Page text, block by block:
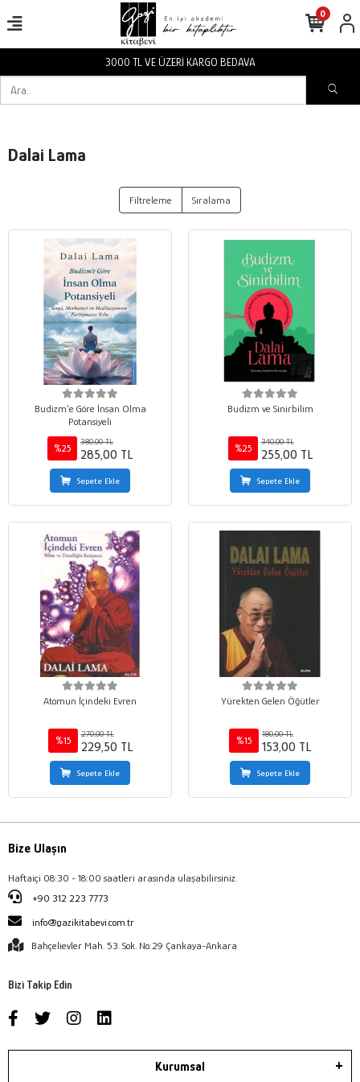
3000 TL VE ÜZERİ KARGO BEDAVA
0
Dalai Lama
Filtreleme Sıralama
Budizm’e Göre İnsan Olma
Potansiyeli
%25
380,00 TL
285,00 TL
Sepete Ekle
Budizm ve Sinirbilim
%25
340,00 TL
255,00 TL
Sepete Ekle
Atomun İçindeki Evren
%15
270,00 TL
229,50 TL
Sepete Ekle
Yürekten Gelen Öğütler
%15
180,00 TL
153,00 TL
Sepete Ekle
Bize Ulaşın
Haftaiçi 08:30 - 18:00 saatleri arasında ulaşabilirsiniz.
+90 312 223 7773
info@gazikitabevi.com.tr
Bahçelievler Mah. 53. Sok. No:29 Çankaya-Ankara
Bizi Takip Edin
Kurumsal